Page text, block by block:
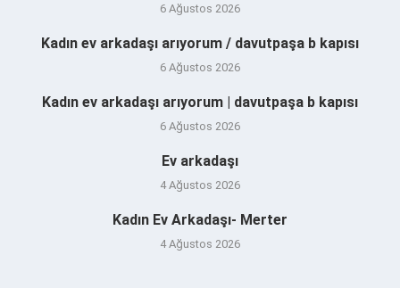
6 Ağustos 2026
Kadın ev arkadaşı arıyorum / davutpaşa b kapısı
6 Ağustos 2026
Kadın ev arkadaşı arıyorum | davutpaşa b kapısı
6 Ağustos 2026
Ev arkadaşı
4 Ağustos 2026
Kadın Ev Arkadaşı- Merter
4 Ağustos 2026